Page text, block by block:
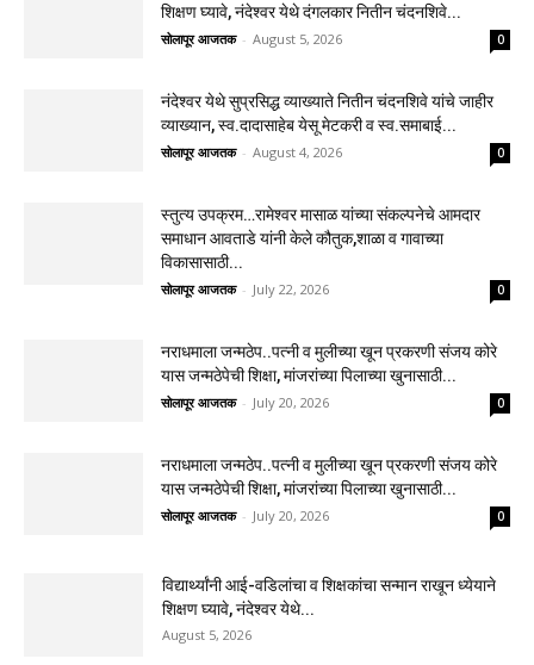
शिक्षण घ्यावे, नंदेश्वर येथे दंगलकार नितीन चंदनशिवे...
सोलापूर आजतक - August 5, 2026 0
नंदेश्वर येथे सुप्रसिद्ध व्याख्याते नितीन चंदनशिवे यांचे जाहीर
व्याख्यान, स्व.दादासाहेब येसू मेटकरी व स्व.समाबाई...
सोलापूर आजतक - August 4, 2026 0
स्तुत्य उपक्रम…रामेश्वर मासाळ यांच्या संकल्पनेचे आमदार
समाधान आवताडे यांनी केले कौतुक,शाळा व गावाच्या
विकासासाठी...
सोलापूर आजतक - July 22, 2026 0
नराधमाला जन्मठेप..पत्नी व मुलीच्या खून प्रकरणी संजय कोरे
यास जन्मठेपेची शिक्षा, मांजरांच्या पिलाच्या खुनासाठी...
सोलापूर आजतक - July 20, 2026 0
नराधमाला जन्मठेप..पत्नी व मुलीच्या खून प्रकरणी संजय कोरे
यास जन्मठेपेची शिक्षा, मांजरांच्या पिलाच्या खुनासाठी...
सोलापूर आजतक - July 20, 2026 0
विद्यार्थ्यांनी आई-वडिलांचा व शिक्षकांचा सन्मान राखून ध्येयाने
शिक्षण घ्यावे, नंदेश्वर येथे...
August 5, 2026